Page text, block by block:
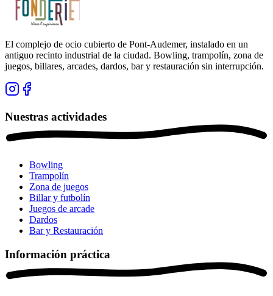
El complejo de ocio cubierto de Pont-Audemer, instalado en un
antiguo recinto industrial de la ciudad. Bowling, trampolín, zona de
juegos, billares, arcades, dardos, bar y restauración sin interrupción.
Nuestras actividades
Bowling
Trampolín
Zona de juegos
Billar y futbolín
Juegos de arcade
Dardos
Bar y Restauración
Información práctica